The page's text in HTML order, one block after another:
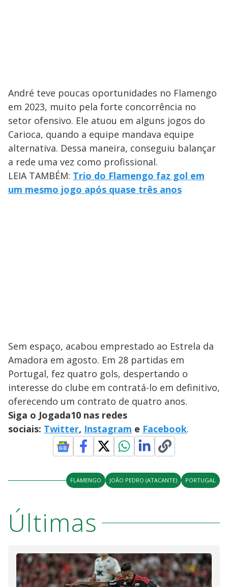
André teve poucas oportunidades no Flamengo
em 2023, muito pela forte concorrência no
setor ofensivo. Ele atuou em alguns jogos do
Carioca, quando a equipe mandava equipe
alternativa. Dessa maneira, conseguiu balançar
a rede uma vez como profissional.
LEIA TAMBÉM: Trio do Flamengo faz gol em
um mesmo jogo após quase três anos
Sem espaço, acabou emprestado ao Estrela da
Amadora em agosto. Em 28 partidas em
Portugal, fez quatro gols, despertando o
interesse do clube em contratá-lo em definitivo,
oferecendo um contrato de quatro anos.
Siga o Jogada10 nas redes
sociais: Twitter, Instagram e Facebook.
FLAMENGO JOÃO PEDRO (ATACANTE) PORTUGAL
Últimas